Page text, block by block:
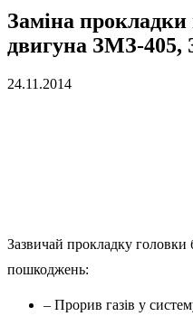
Заміна прокладки
двигуна ЗМЗ-405,
24.11.2014
Зазвичай прокладку
пошкоджень:
– Прорив газів у